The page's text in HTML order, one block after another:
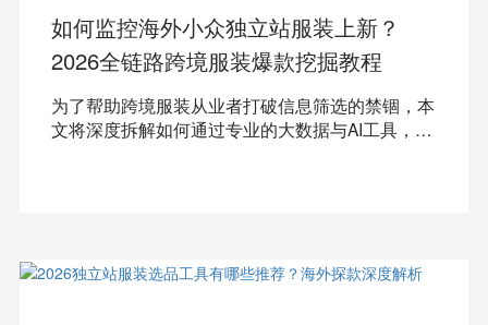
如何监控海外小众独立站服装上新？
2026全链路跨境服装爆款挖掘教程
为了帮助跨境服装从业者打破信息筛选的禁锢，本
文将深度拆解如何通过专业的大数据与AI工具，实